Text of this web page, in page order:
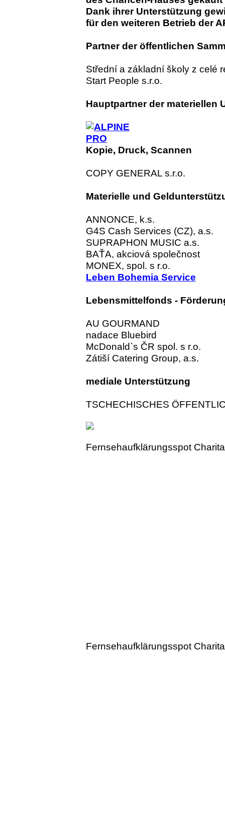
Dank ihrer Unterstützung
für den weiteren Betrieb der
Partner der öffentlichen
Střední a základní školy z celé
Start People s.r.o.
Hauptpartner der materiellen
Kopie, Druck, Scannen
COPY GENERAL s.r.o.
Materielle und
ANNONCE, k.s.
G4S Cash Services (CZ), a.s.
SUPRAPHON MUSIC a.s.
BAŤA, akciová společnost
MONEX, spol. s r.o.
Leben Bohemia Service
Lebensmittelfonds -
AU GOURMAND
nadace Bluebird
McDonald`s ČR spol. s r.o.
Zátiší Catering Group, a.s.
mediale Unterstützung
TSCHECHISCHES
Fernsehaufklärungsspot
Fernsehaufklärungsspot